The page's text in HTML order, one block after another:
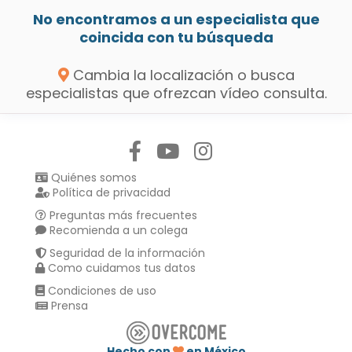
No encontramos a un especialista que
coincida con tu búsqueda
Cambia la localización o busca
especialistas que ofrezcan vídeo consulta.
Quiénes somos
Política de privacidad
Preguntas más frecuentes
Recomienda a un colega
Seguridad de la información
Como cuidamos tus datos
Condiciones de uso
Prensa